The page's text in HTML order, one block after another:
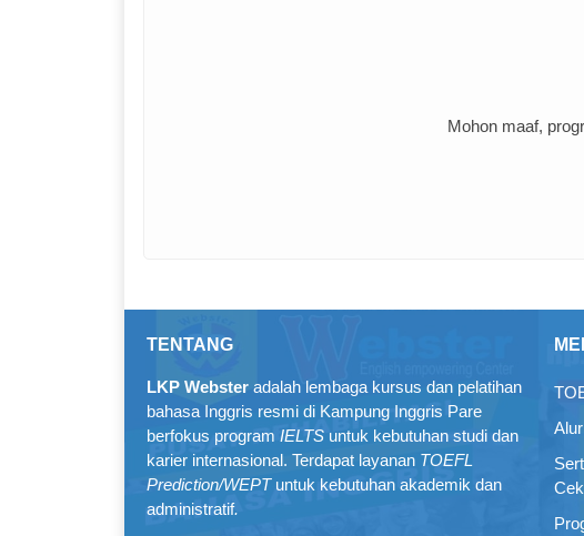
Mohon maaf,
TENTANG
LKP Webster adalah lembaga kursus dan pelatihan
bahasa Inggris resmi di Kampung Inggris Pare
berfokus program IELTS untuk kebutuhan studi dan
karier internasional. Terdapat layanan TOEFL
Prediction/WEPTuntuk kebutuhan akademik dan
administratif.